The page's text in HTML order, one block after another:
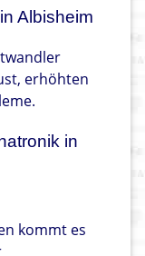
Albisheim
erhöhten
in
kommt es